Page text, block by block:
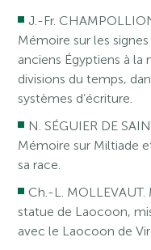
J.-Fr.
Mémoire sur les
anciens Égyptiens à la
divisions du temps,
systèmes d’écriture.
N. SÉGUIER DE
Mémoire sur Miltiade
sa race.
Ch.-L.
statue de Laocoon,
avec le Laocoon de